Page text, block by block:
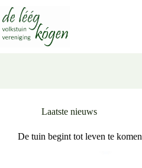
naar
de
inhoud
Laatste nieuws
De tuin begint tot leven te komen